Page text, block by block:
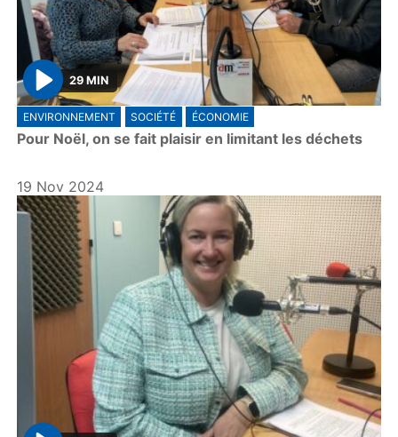
P
l
a
29 MIN
ENVIRONNEMENT SOCIÉTÉ ÉCONOMIE
Pour Noël, on se fait plaisir en limitant les déchets
19 Nov 2024